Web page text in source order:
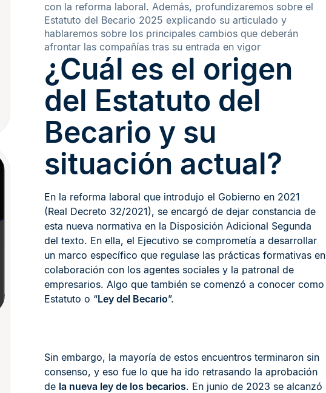
con la reforma laboral. Además, profundizaremos sobre el
Estatuto del Becario 2025 explicando su articulado y
hablaremos sobre los principales cambios que deberán
afrontar las compañías tras su entrada en vigor
¿Cuál es el origen
del Estatuto del
Becario y su
situación actual?
En la reforma laboral que introdujo el Gobierno en 2021
(Real Decreto 32/2021), se encargó de dejar constancia de
esta nueva normativa en la Disposición Adicional Segunda
del texto. En ella, el Ejecutivo se comprometía a desarrollar
un marco específico que regulase las prácticas formativas en
colaboración con los agentes sociales y la patronal de
empresarios. Algo que también se comenzó a conocer como
Estatuto o “Ley del Becario”.
Sin embargo, la mayoría de estos encuentros terminaron sin
consenso, y eso fue lo que ha ido retrasando la aprobación
de la nueva ley de los becarios. En junio de 2023 se alcanzó